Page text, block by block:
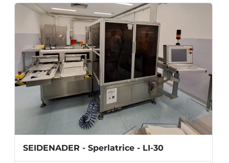
(1 di riserva)
Vari ricambi, incluso un PLC di ricambio
completo
PRODUZIONE
Produzione: fino a 24.000 unità/ora
Contenuto siringa: 1 ml
DIMENSIONI
SEIDENADER - Sperlatrice - LI-30